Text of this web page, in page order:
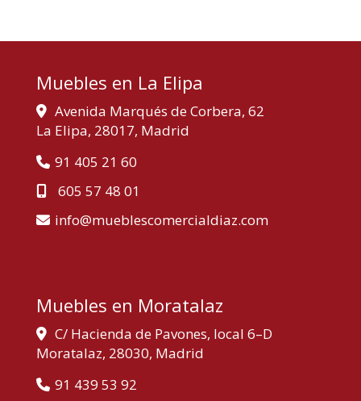
Muebles en La Elipa
Avenida Marqués de Corbera, 62
La Elipa, 28017, Madrid
91 405 21 60
605 57 48 01
info
mueblescomercialdiaz.com
Muebles en Moratalaz
C/ Hacienda de Pavones, local 6–D
Moratalaz, 28030, Madrid
91 439 53 92